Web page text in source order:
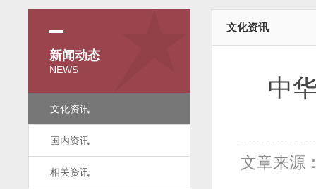
新闻动态
NEWS
文化资讯
国内资讯
相关资讯
文化资讯
中
文章来源